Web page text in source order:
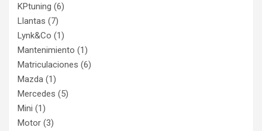
KPtuning (6)
Llantas (7)
Lynk&Co (1)
Mantenimiento (1)
Matriculaciones (6)
Mazda (1)
Mercedes (5)
Mini (1)
Motor (3)